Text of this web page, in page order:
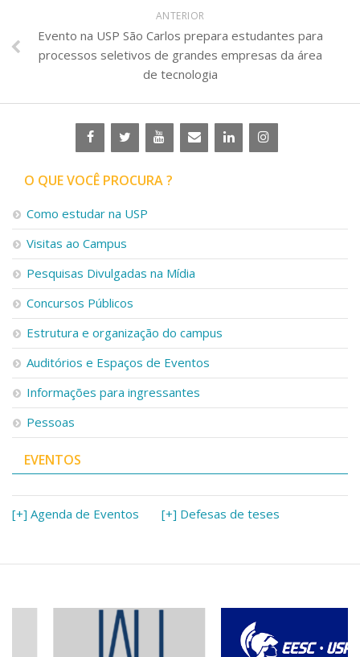
ANTERIOR
Evento na USP São Carlos prepara estudantes para
processos seletivos de grandes empresas da área
de tecnologia
O QUE VOCÊ PROCURA ?
Como estudar na USP
Visitas ao Campus
Pesquisas Divulgadas na Mídia
Concursos Públicos
Estrutura e organização do campus
Auditórios e Espaços de Eventos
Informações para ingressantes
Pessoas
EVENTOS
[+] Agenda de Eventos [+] Defesas de teses